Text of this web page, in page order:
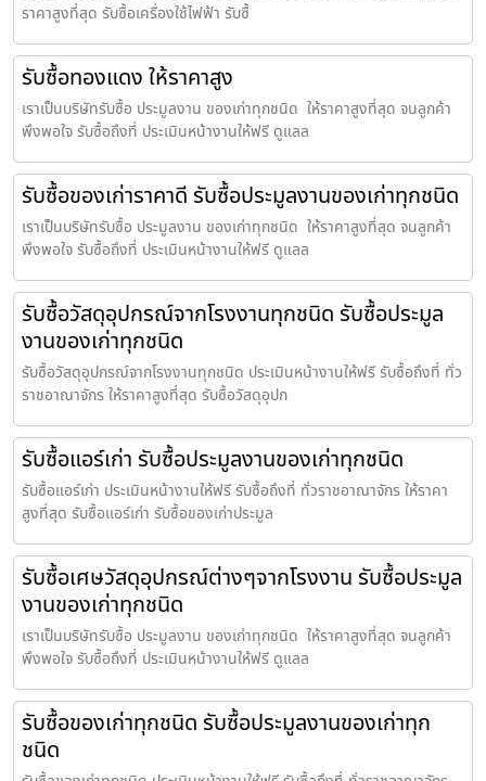
ราคาสูงที่สุด รับซื้อเครื่องใช้ไฟฟ้า รับซื้
รับซื้อทองแดง ให้ราคาสูง
เราเป็นบริษัทรับซื้อ ประมูลงาน ของเก่าทุกชนิด ให้ราคาสูงที่สุด จนลูกค้า
พึงพอใจ รับซื้อถึงที่ ประเมินหน้างานให้ฟรี ดูแลล
รับซื้อของเก่าราคาดี รับซื้อประมูลงานของเก่าทุกชนิด
เราเป็นบริษัทรับซื้อ ประมูลงาน ของเก่าทุกชนิด ให้ราคาสูงที่สุด จนลูกค้า
พึงพอใจ รับซื้อถึงที่ ประเมินหน้างานให้ฟรี ดูแลล
รับซื้อวัสดุอุปกรณ์จากโรงงานทุกชนิด รับซื้อประมูล
งานของเก่าทุกชนิด
รับซื้อวัสดุอุปกรณ์จากโรงงานทุกชนิด ประเมินหน้างานให้ฟรี รับซื้อถึงที่ ทั่ว
ราชอาณาจักร ให้ราคาสูงที่สุด รับซื้อวัสดุอุปก
รับซื้อแอร์เก่า รับซื้อประมูลงานของเก่าทุกชนิด
รับซื้อแอร์เก่า ประเมินหน้างานให้ฟรี รับซื้อถึงที่ ทั่วราชอาณาจักร ให้ราคา
สูงที่สุด รับซื้อแอร์เก่า รับซื้อของเก่าประมูล
รับซื้อเศษวัสดุอุปกรณ์ต่างๆจากโรงงาน รับซื้อประมูล
งานของเก่าทุกชนิด
เราเป็นบริษัทรับซื้อ ประมูลงาน ของเก่าทุกชนิด ให้ราคาสูงที่สุด จนลูกค้า
พึงพอใจ รับซื้อถึงที่ ประเมินหน้างานให้ฟรี ดูแลล
รับซื้อของเก่าทุกชนิด รับซื้อประมูลงานของเก่าทุก
ชนิด